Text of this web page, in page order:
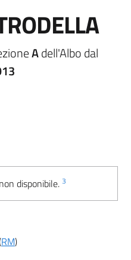
Adell'Albo dal
disponibile. 3
RM)